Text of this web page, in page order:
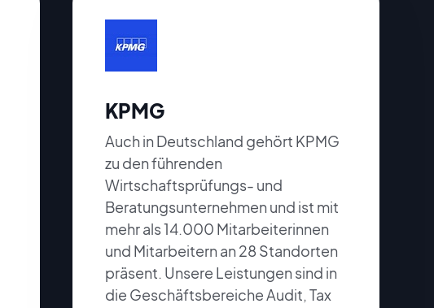
KPMG
Auch in Deutschland gehört KPMG
zu den führenden
Wirtschaftsprüfungs- und
Beratungsunternehmen und ist mit
mehr als 14.000 Mitarbeiterinnen
und Mitarbeitern an 28 Standorten
präsent. Unsere Leistungen sind in
die Geschäftsbereiche Audit, Tax